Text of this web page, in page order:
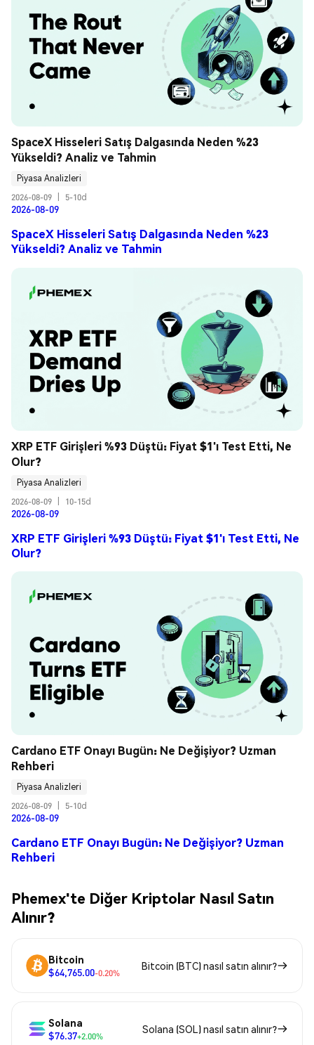
SpaceX Hisseleri Satış Dalgasında Neden %23
Yükseldi? Analiz ve Tahmin
Piyasa Analizleri
2026-08-09
5-10d
2026-08-09
SpaceX Hisseleri Satış Dalgasında Neden %23
Yükseldi? Analiz ve Tahmin
XRP ETF Girişleri %93 Düştü: Fiyat $1'ı Test Etti, Ne
Olur?
Piyasa Analizleri
2026-08-09
10-15d
2026-08-09
XRP ETF Girişleri %93 Düştü: Fiyat $1'ı Test Etti, Ne
Olur?
Cardano ETF Onayı Bugün: Ne Değişiyor? Uzman
Rehberi
Piyasa Analizleri
2026-08-09
5-10d
2026-08-09
Cardano ETF Onayı Bugün: Ne Değişiyor? Uzman
Rehberi
Phemex'te Diğer Kriptolar Nasıl Satın
Alınır?
Bitcoin
$64,765.00-0.20%
Bitcoin (BTC) nasıl satın alınır?
Solana
$76.37+2.00%
Solana (SOL) nasıl satın alınır?